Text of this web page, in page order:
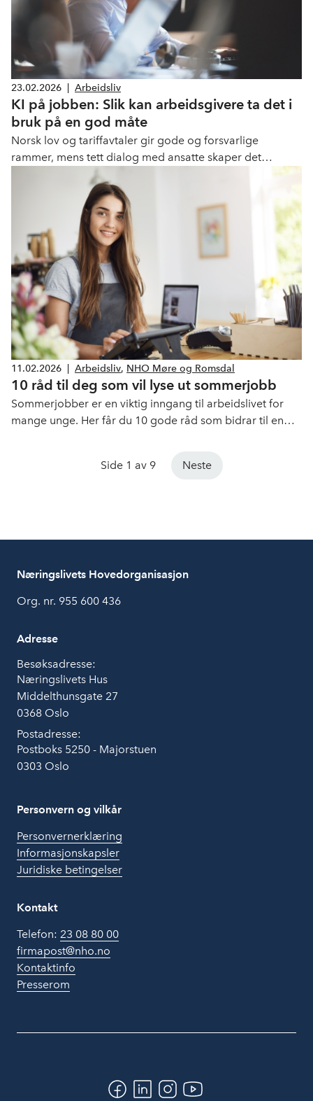
23.02.2026 Arbeidsliv
KI på jobben: Slik kan arbeidsgivere ta det i
bruk på en god måte
Norsk lov og tariffavtaler gir gode og forsvarlige
rammer, mens tett dialog med ansatte skaper det
nødvendige samarbeidet. Sjekk ut NHOs KI-sjekkliste for
arbeidsgivere her.
11.02.2026 Arbeidsliv, NHO Møre og Romsdal
10 råd til deg som vil lyse ut sommerjobb
Sommerjobber er en viktig inngang til arbeidslivet for
mange unge. Her får du 10 gode råd som bidrar til en
Side 1 av 9
Neste
Næringslivets Hovedorganisasjon
Org. nr. 955 600 436
Adresse
Besøksadresse:
Næringslivets Hus
Middelthunsgate 27
0368 Oslo
Postadresse:
Postboks 5250 - Majorstuen
0303 Oslo
Personvern og vilkår
Personvernerklæring
Informasjonskapsler
Juridiske betingelser
Kontakt
Telefon: 23 08 80 00
firmapost@nho.no
Kontaktinfo
Presserom